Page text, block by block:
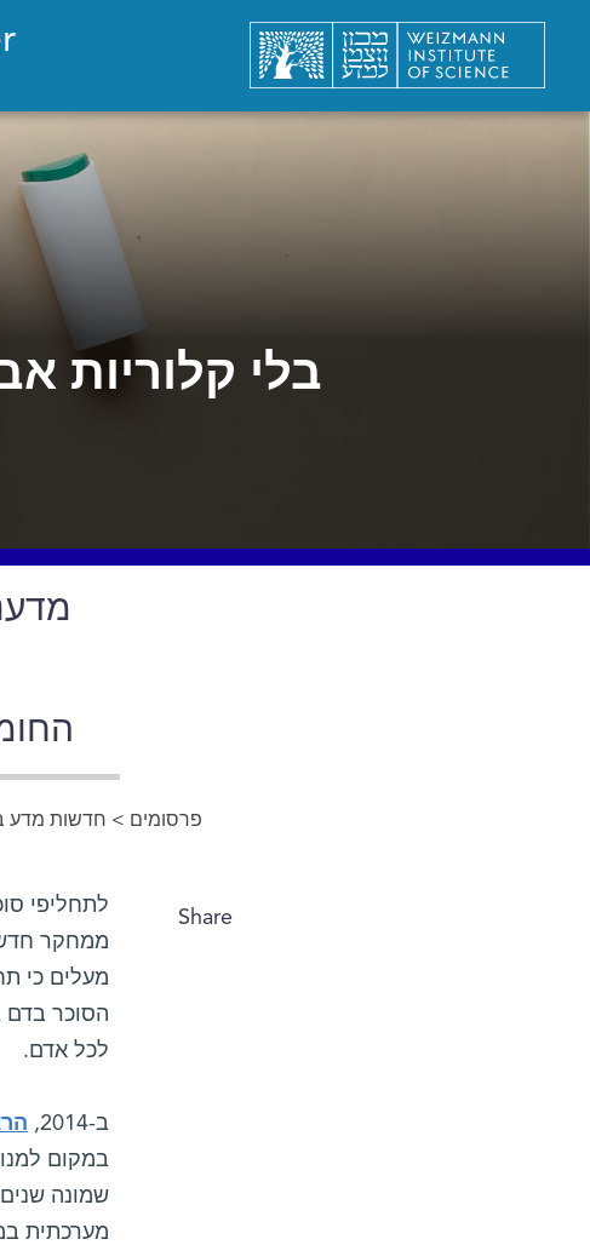
בלי קלוריות
פרסומים > חדשות מדע
Share
לתחליפי
ממחקר חדש
מעלים כי
הסוכר בדם
לכל אדם.
ב-2014,
במקום
שמונה